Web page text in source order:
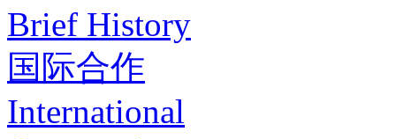
Brief History
国际合作
International